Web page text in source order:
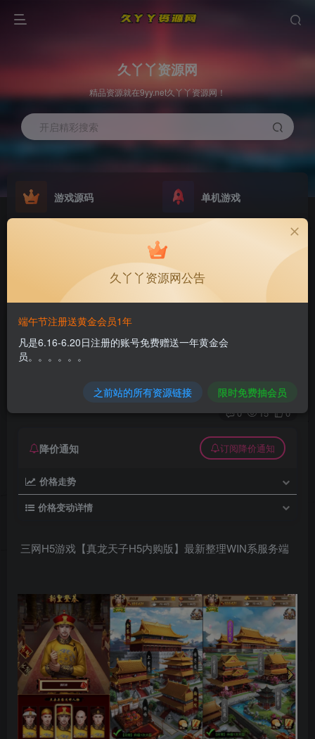
久丫丫资源网
精品资源就在9yy.net久丫丫资源网！
开启精彩搜索
游戏源码 单机游戏
欢迎大家无偿赞助！
三网H5游戏【真龙天子H5内购版】最新整理WIN
系服务端
6个月前更新
关注 私信
0 15 0
降价通知 订阅降价通知
价格走势
价格变动详情
三网H5游戏【真龙天子H5内购版】最新整理WIN系服务端
久丫丫资源网公告
端午节注册送黄金会员1年
凡是6.16-6.20日注册的账号免费赠送一年黄金会
员。。。。。。
之前站的所有资源链接 限时免费抽会员